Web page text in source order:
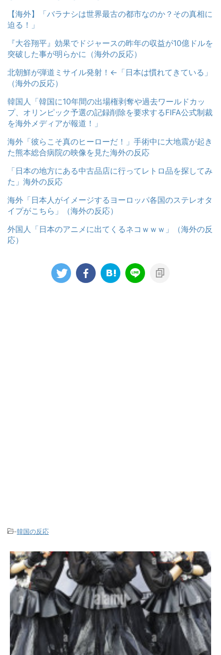
【海外】「バラナシは世界最古の都市なのか？その真相に
迫る！」
『大谷翔平』効果でドジャースの昨年の収益が10億ドルを
突破した事が明らかに（海外の反応）
北朝鮮が弾道ミサイル発射！←「日本は慣れてきている」
（海外の反応）
韓国人「韓国に10年間の出場権剥奪や過去ワールドカッ
プ、オリンピック予選の記録削除を要求するFIFA公式制裁
を海外メディアが報道！」
海外「彼らこそ真のヒーローだ！」手術中に大地震が起き
た熊本総合病院の映像を見た海外の反応
「日本の地方にある中古品店に行ってレトロ品を探してみ
た」海外の反応
海外「日本人がイメージするヨーロッパ各国のステレオタ
イプがこちら」（海外の反応）
外国人「日本のアニメに出てくるネコｗｗｗ」（海外の反
応）
-韓国の反応